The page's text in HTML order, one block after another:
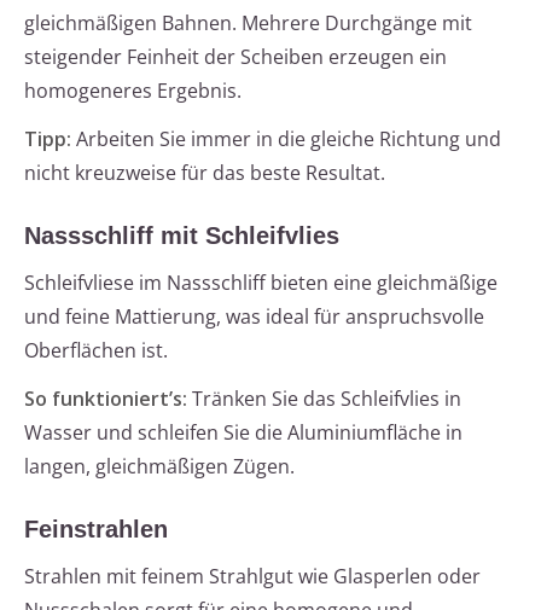
gleichmäßigen Bahnen. Mehrere Durchgänge mit
steigender Feinheit der Scheiben erzeugen ein
homogeneres Ergebnis.
Tipp: Arbeiten Sie immer in die gleiche Richtung und
nicht kreuzweise für das beste Resultat.
Nassschliff mit Schleifvlies
Schleifvliese im Nassschliff bieten eine gleichmäßige
und feine Mattierung, was ideal für anspruchsvolle
Oberflächen ist.
So funktioniert’s: Tränken Sie das Schleifvlies in
Wasser und schleifen Sie die Aluminiumfläche in
langen, gleichmäßigen Zügen.
Feinstrahlen
Strahlen mit feinem Strahlgut wie Glasperlen oder